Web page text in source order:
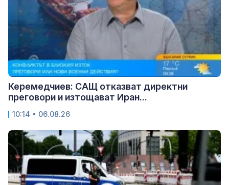
Керемедчиев: САЩ отказват директни
преговори и изтощават Иран...
10:14 • 06.08.26